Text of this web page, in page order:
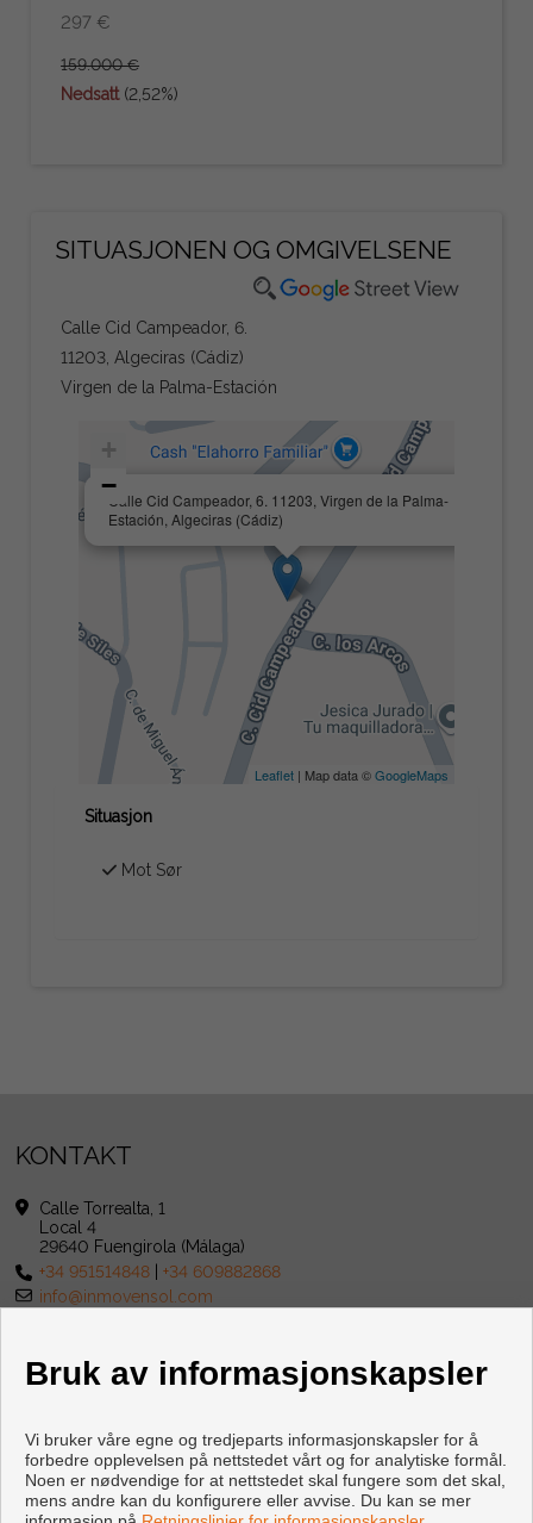
297 €
159.000 €
Nedsatt (2,52%)
SITUASJONEN OG OMGIVELSENE
Calle Cid Campeador, 6.
11203, Algeciras (Cádiz)
Virgen de la Palma-Estación
Calle Cid Campeador, 6. 11203, Virgen de la Palma-
Estación, Algeciras (Cádiz)
−
Leaflet| Map data ©GoogleMaps
Situasjon
Mot Sør
KONTAKT
Calle Torrealta, 1
Local 4
29640 Fuengirola (Málaga)
+34 951514848 |+34 609882868
info@inmovensol.com
Bruk av informasjonskapsler
Vi bruker våre egne og tredjeparts informasjonskapsler for å
forbedre opplevelsen på nettstedet vårt og for analytiske formål.
Noen er nødvendige for at nettstedet skal fungere som det skal,
mens andre kan du konfigurere eller avvise. Du kan se mer